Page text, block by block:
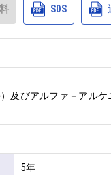
SDS
及びアルファ－アル
5年